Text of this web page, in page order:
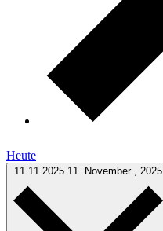
Heute
11.11.2025 11. November , 2025